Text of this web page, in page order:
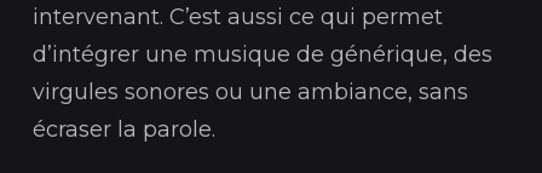
intervenant. C’est aussi ce qui permet
d’intégrer une musique de générique, des
virgules sonores ou une ambiance, sans
écraser la parole.